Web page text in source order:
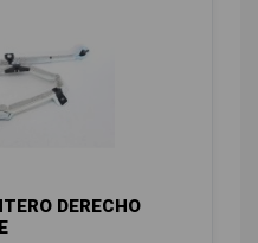
DERECHO